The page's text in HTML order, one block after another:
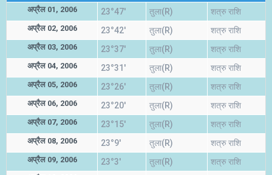
अप्रैल 01, 2006 23°47' तुला(R) शत्रु राशि
अप्रैल 02, 2006 23°42' तुला(R) शत्रु राशि
अप्रैल 03, 2006 23°37' तुला(R) शत्रु राशि
अप्रैल 04, 2006 23°31' तुला(R) शत्रु राशि
अप्रैल 05, 2006 23°26' तुला(R) शत्रु राशि
अप्रैल 06, 2006 23°20' तुला(R) शत्रु राशि
अप्रैल 07, 2006 23°15' तुला(R) शत्रु राशि
अप्रैल 08, 2006 23°9' तुला(R) शत्रु राशि
अप्रैल 09, 2006 23°3' तुला(R) शत्रु राशि